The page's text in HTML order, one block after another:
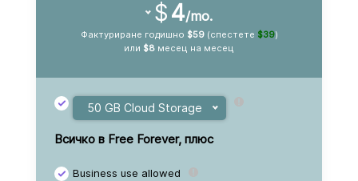
$4/mo.
Фактуриране годишно $59(спестете $39)
или $8 месец на месец
50 GB Cloud Storage
+ $0 /yr.
Всичко в Free Forever, плюс
Business use allowed